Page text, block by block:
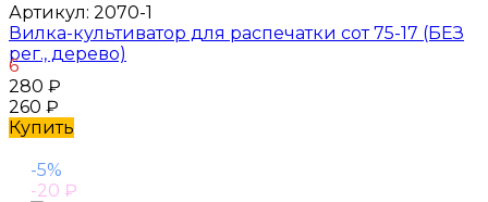
Артикул: 2070-1
Вилка-культиватор для распечатки сот 75-17 (БЕЗ
рег., дерево)
6
280 ₽
260 ₽
Купить
-5%
-20 ₽